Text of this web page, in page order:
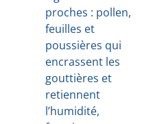
proches : pollen,
feuilles et
poussières qui
encrassent les
gouttières et
retiennent
l’humidité,